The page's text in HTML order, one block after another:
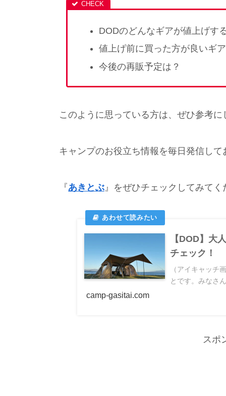
DODのどんなギアが値上げす
値上げ前に買った方が良いギ
今後の再販予定は？
このように思っている方は、ぜひ参考
キャンプのお役立ち情報を毎日発信して
『あきとぶ 』をぜひチェックしてみてく
【DOD】大
チェック！
（アイキャッチ
とです。みなさ
camp-gasitai.com
スポ